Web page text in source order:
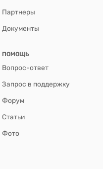
Партнеры
Документы
ПОМОЩЬ
Вопрос-ответ
Запрос в поддержку
Форум
Статьи
Фото